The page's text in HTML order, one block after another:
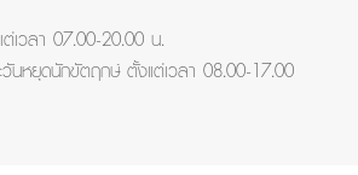
เวลา 07.00-20.00 น.
วันหยุดนักขัตฤกษ์ ตั้งแต่เวลา 08.00-17.00